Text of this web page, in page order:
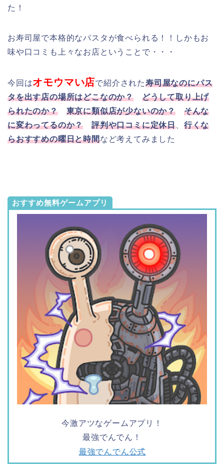
た！
お寿司屋で本格的なパスタが食べられる！！しかもお
味や口コミも上々なお店ということで・・・
今回はオモウマい店で紹介された寿司屋なのにパス
タを出す店の場所はどこなのか？
どうして取り上げ
られたのか？
東京に類似店が少ないのか？
そんな
に変わってるのか？
評判や口コミに定休日
行くな
らおすすめの曜日と時間など考えてみました
おすすめ無料ゲームアプリ
今激アツなゲームアプリ！
最強でんでん！
最強でんでん公式